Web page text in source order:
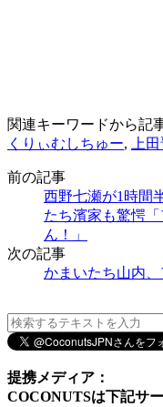
関連キーワードから記
くりぃむしちゅー, 上
前の記事
西野七瀬が1時間
たち濱家も驚愕
ん！」
次の記事
かまいたち山内
提携メディア：
COCONUTSは下記サ